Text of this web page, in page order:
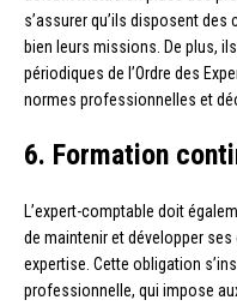
s’assurer qu’ils disposent
bien leurs missions. De plus,
périodiques de l’Ordre des
normes professionnelles et
6. Formation
L’expert-comptable doit
de maintenir et développer
expertise. Cette obligation
professionnelle, qui impose